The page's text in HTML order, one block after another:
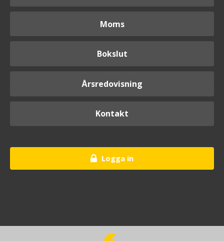
Moms
Bokslut
Årsredovisning
Kontakt
Logga in